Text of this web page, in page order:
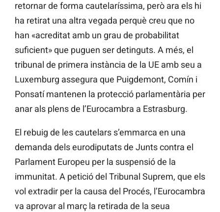
retornar de forma cautelaríssima, però ara els hi
ha retirat una altra vegada perquè creu que no
han «acreditat amb un grau de probabilitat
suficient» que puguen ser detinguts. A més, el
tribunal de primera instància de la UE amb seu a
Luxemburg assegura que Puigdemont, Comín i
Ponsatí mantenen la protecció parlamentària per
anar als plens de l’Eurocambra a Estrasburg.
El rebuig de les cautelars s’emmarca en una
demanda dels eurodiputats de Junts contra el
Parlament Europeu per la suspensió de la
immunitat. A petició del Tribunal Suprem, que els
vol extradir per la causa del Procés, l’Eurocambra
va aprovar al març la retirada de la seua